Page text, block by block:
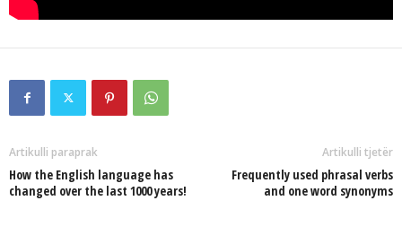
Artikulli paraprak
How the English language has
changed over the last 1000 years!
Artikulli tjetër
Frequently used phrasal verbs
and one word synonyms